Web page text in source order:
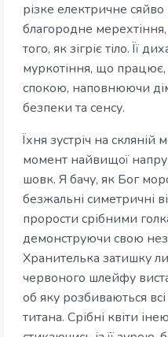
різке електричне
благородне
того, як зігріє тіло. Її
муркотіння, що
спокою, наповнюючи
безпеки та сенсу.
Їхня зустріч на
момент найвищої
шовк. Я бачу, як Бог
безжальні симетричні
прорости срібними
демонструючи свою
Хранителька затишку
червоного шлейфу
об яку розбиваються
титана. Срібні квіти